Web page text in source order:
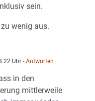
sein.
wenig aus.
Uhr - Antworten
in den
mittlerweile